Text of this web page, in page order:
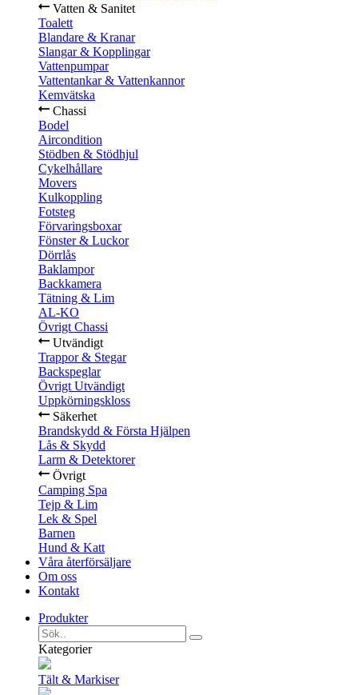
Vatten & Sanitet
Toalett
Blandare & Kranar
Slangar & Kopplingar
Vattenpumpar
Vattentankar & Vattenkannor
Kemvätska
Chassi
Bodel
Aircondition
Stödben & Stödhjul
Cykelhållare
Movers
Kulkoppling
Fotsteg
Förvaringsboxar
Fönster & Luckor
Dörrlås
Baklampor
Backkamera
Tätning & Lim
AL-KO
Övrigt Chassi
Utvändigt
Trappor & Stegar
Backspeglar
Övrigt Utvändigt
Uppkörningskloss
Säkerhet
Brandskydd & Första Hjälpen
Lås & Skydd
Larm & Detektorer
Övrigt
Camping Spa
Tejp & Lim
Lek & Spel
Barnen
Hund & Katt
Våra återförsäljare
Om oss
Kontakt
Produkter
Kategorier
Tält & Markiser